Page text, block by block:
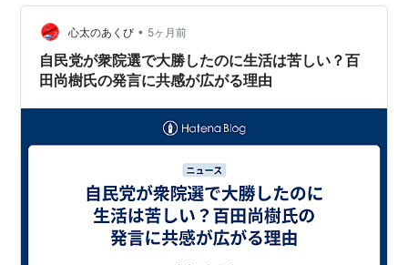
価されるべき積極的な政策ではなく、最低限のラインに
過ぎません。 言い換えれば、「これ以上は国民から搾り
取らない」と言っているだけであり、国民生活を楽…
心太のあくび • 5ヶ月前
自民党が衆院選で大勝したのに生活は苦しい？百
田尚樹氏の発言に共感が広がる理由